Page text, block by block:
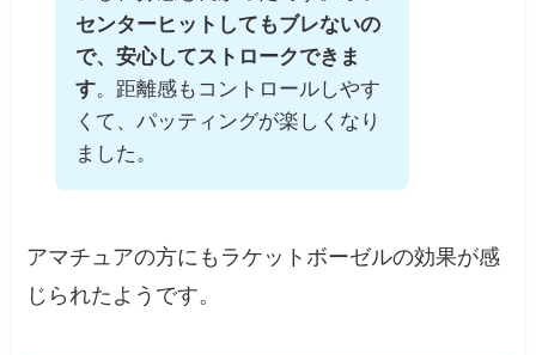
センターヒットしてもブレないの
で、安心してストロークできま
す。距離感もコントロールしやす
くて、パッティングが楽しくなり
ました。
アマチュアの方にもラケットボーゼルの効果が感
じられたようです。